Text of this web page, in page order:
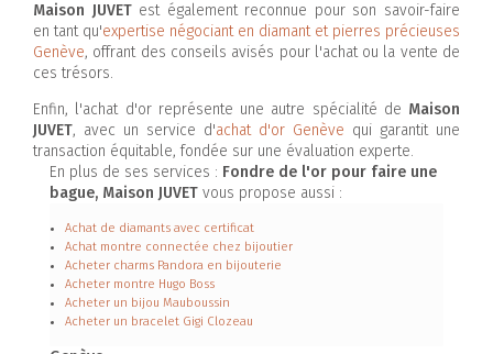
Maison JUVETest également reconnue pour son savoir-faire
en tant qu'expertise négociant en diamant et pierres précieuses
Genève, offrant des conseils avisés pour l'achat ou la vente de
ces trésors.
Enfin, l'achat d'or représente une autre spécialité de Maison
JUVET, avec un service d'achat d'or Genève qui garantit une
transaction équitable, fondée sur une évaluation experte.
En plus de ses services : Fondre de l'or pour faire une
bague, Maison JUVET vous propose aussi :
Achat de diamants avec certificat
Achat montre connectée chez bijoutier
Acheter charms Pandora en bijouterie
Acheter montre Hugo Boss
Acheter un bijou Mauboussin
Acheter un bracelet Gigi Clozeau